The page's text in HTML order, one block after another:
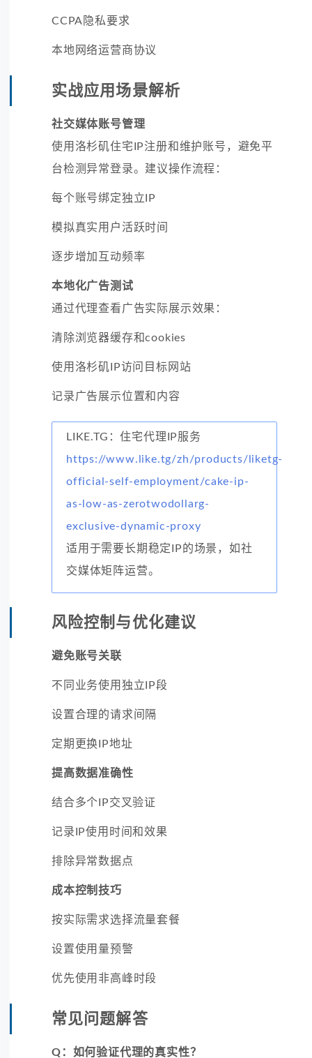
CCPA隐私要求
本地网络运营商协议
实战应用场景解析
社交媒体账号管理
使用洛杉矶住宅IP注册和维护账号，避免平
台检测异常登录。建议操作流程：
每个账号绑定独立IP
模拟真实用户活跃时间
逐步增加互动频率
本地化广告测试
通过代理查看广告实际展示效果：
清除浏览器缓存和cookies
使用洛杉矶IP访问目标网站
记录广告展示位置和内容
LIKE.TG：住宅代理IP服务
https://www.like.tg/zh/products/liketg-
official-self-employment/cake-ip-
as-low-as-zerotwodollarg-
exclusive-dynamic-proxy
适用于需要长期稳定IP的场景，如社
交媒体矩阵运营。
风险控制与优化建议
避免账号关联
不同业务使用独立IP段
设置合理的请求间隔
定期更换IP地址
提高数据准确性
结合多个IP交叉验证
记录IP使用时间和效果
排除异常数据点
成本控制技巧
按实际需求选择流量套餐
设置使用量预警
优先使用非高峰时段
常见问题解答
Q：如何验证代理的真实性？